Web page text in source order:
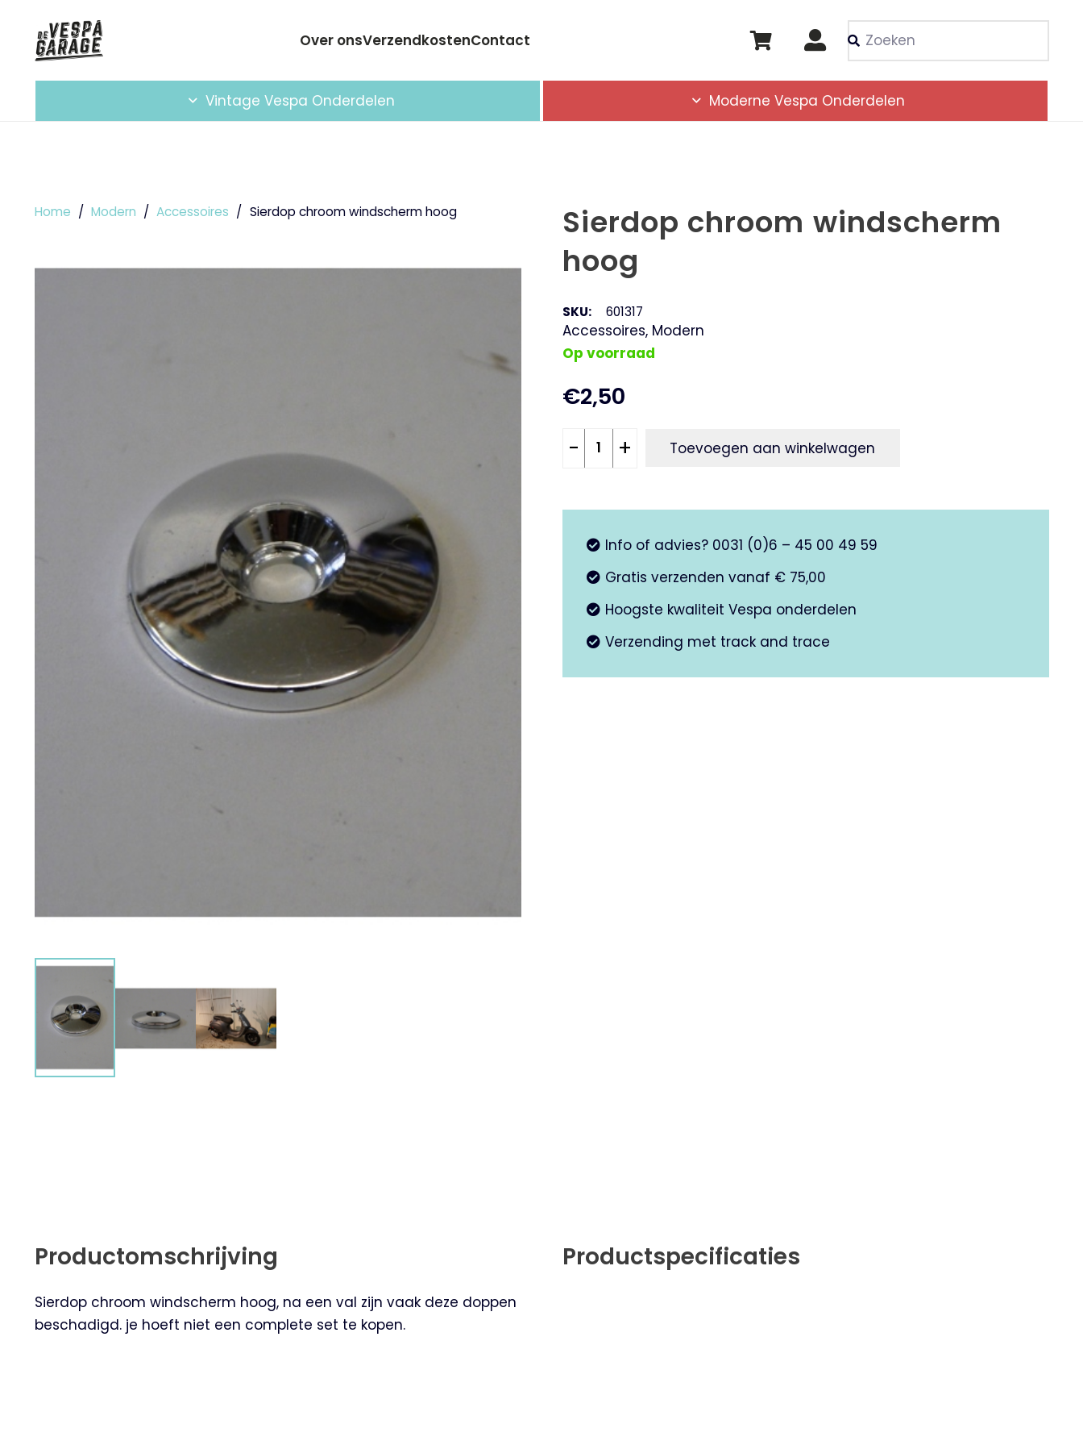
Over onsVerzendkostenContact
Als de resultaten voor
Vintage Vespa Onderdelen Moderne Vespa Onderdelen
Home / Modern / Accessoires / Sierdop chroom windscherm hoog
Sierdop chroom windscherm
hoog
SKU: 601317
Accessoires, Modern
Op voorraad
€2,50
Sierdop
hoog
- + Toevoegen aan winkelwagen
Info of advies? 0031 (0)6 – 45 00 49 59
Gratis verzenden vanaf € 75,00
Hoogste kwaliteit Vespa onderdelen
Verzending met track and trace
Productomschrijving
Sierdop chroom windscherm hoog, na een val zijn vaak deze doppen
beschadigd. je hoeft niet een complete set te kopen.
Productspecificaties